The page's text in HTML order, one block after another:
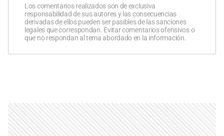
Los comentarios realizados son de exclusiva
responsabilidad de sus autores y las consecuencias
derivadas de ellos pueden ser pasibles de las sanciones
legales que correspondan. Evitar comentarios ofensivos o
que no respondan al tema abordado en la información.